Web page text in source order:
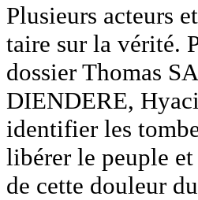
Plusieurs acteurs
taire sur la vérité.
dossier Thomas
DIENDERE,
identifier les
libérer le peuple
de cette douleur